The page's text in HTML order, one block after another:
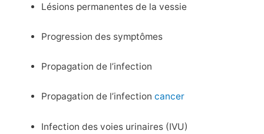
Lésions permanentes de la vessie
Progression des symptômes
Propagation de l’infection
Propagation de l’infectioncancer
Infection des voies urinaires (IVU)